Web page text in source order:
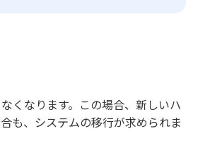
くなります。この場合、新しいハ
も、システムの移行が求められま